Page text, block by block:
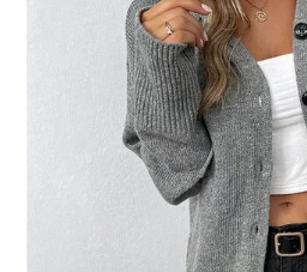
BAUMWOLLE UND LEINEN
Einloggen oder Konto erstellen